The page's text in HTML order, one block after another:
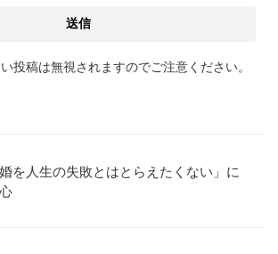
投稿は無視されますのでご注意ください。
を人生の失敗とはとらえたくない」に